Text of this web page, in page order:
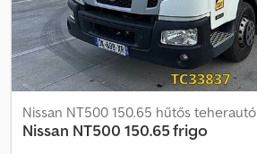
Nissan NT500 150.65 hűtős teherautó
Nissan NT500 150.65 frigo